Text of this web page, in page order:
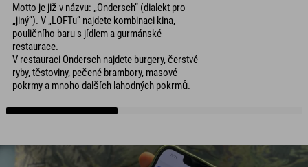
Motto je již v názvu: „Ondersch“ (dialekt pro
„jiný“). V „LOFTu“ najdete kombinaci kina,
pouličního baru s jídlem a gurmánské
restaurace.
V restauraci Ondersch najdete burgery, čerstvé
ryby, těstoviny, pečené brambory, masové
pokrmy a mnoho dalších lahodných pokrmů.